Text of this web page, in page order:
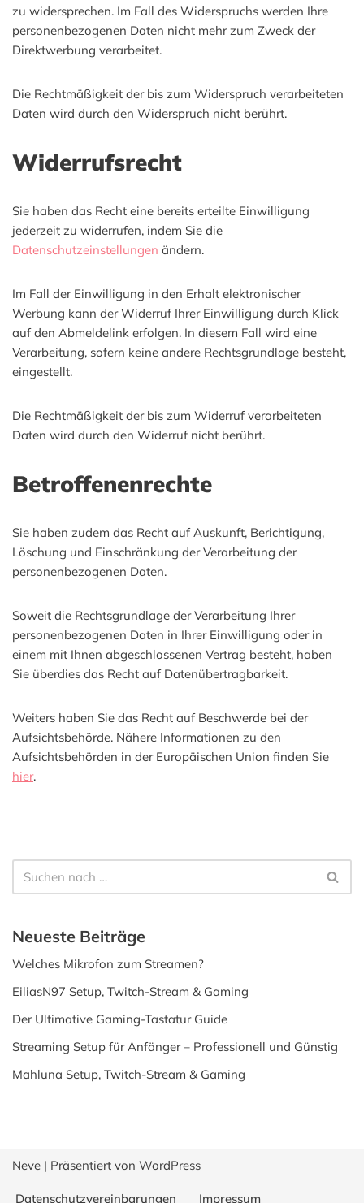
zu widersprechen. Im Fall des Widerspruchs werden Ihre
personenbezogenen Daten nicht mehr zum Zweck der
Direktwerbung verarbeitet.
Die Rechtmäßigkeit der bis zum Widerspruch verarbeiteten
Daten wird durch den Widerspruch nicht berührt.
Widerrufsrecht
Sie haben das Recht eine bereits erteilte Einwilligung
jederzeit zu widerrufen, indem Sie die
Datenschutzeinstellungen ändern.
Im Fall der Einwilligung in den Erhalt elektronischer
Werbung kann der Widerruf Ihrer Einwilligung durch Klick
auf den Abmeldelink erfolgen. In diesem Fall wird eine
Verarbeitung, sofern keine andere Rechtsgrundlage besteht,
eingestellt.
Die Rechtmäßigkeit der bis zum Widerruf verarbeiteten
Daten wird durch den Widerruf nicht berührt.
Betroffenenrechte
Sie haben zudem das Recht auf Auskunft, Berichtigung,
Löschung und Einschränkung der Verarbeitung der
personenbezogenen Daten.
Soweit die Rechtsgrundlage der Verarbeitung Ihrer
personenbezogenen Daten in Ihrer Einwilligung oder in
einem mit Ihnen abgeschlossenen Vertrag besteht, haben
Sie überdies das Recht auf Datenübertragbarkeit.
Weiters haben Sie das Recht auf Beschwerde bei der
Aufsichtsbehörde. Nähere Informationen zu den
Aufsichtsbehörden in der Europäischen Union finden Sie
hier.
Neueste Beiträge
Welches Mikrofon zum Streamen?
EiliasN97 Setup, Twitch-Stream & Gaming
Der Ultimative Gaming-Tastatur Guide
Streaming Setup für Anfänger – Professionell und Günstig
Mahluna Setup, Twitch-Stream & Gaming
Neve | Präsentiert von WordPress
Datenschutzvereinbarungen Impressum